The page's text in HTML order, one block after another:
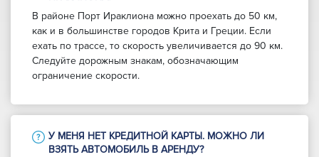
В районе Порт Ираклиона можно проехать до 50 км,
как и в большинстве городов Крита и Греции. Если
ехать по трассе, то скорость увеличивается до 90 км.
Следуйте дорожным знакам, обозначающим
ограничение скорости.
У МЕНЯ НЕТ КРЕДИТНОЙ КАРТЫ. МОЖНО ЛИ
ВЗЯТЬ АВТОМОБИЛЬ В АРЕНДУ?